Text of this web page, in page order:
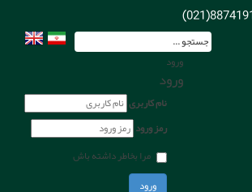
ورود
ورود
نام کاربری
رمز ورود
مرا بخاطر داشته باش
ورود